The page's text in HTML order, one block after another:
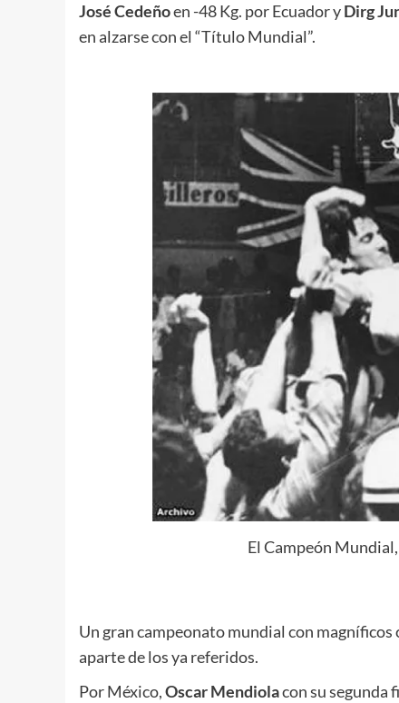
José Cedeñoen -48 Kg. por Ecuador yDirg
en alzarse con el “Título Mundial”.
El Campeón
Un gran campeonato mundial con
aparte de los ya referidos.
Por México,Oscar Mendiolacon su segunda